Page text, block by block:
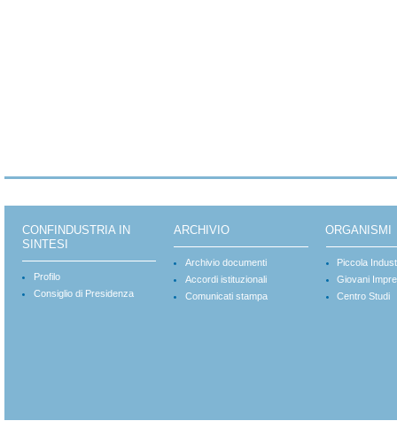
CONFINDUSTRIA IN
SINTESI
Profilo
Consiglio di Presidenza
ARCHIVIO
Archivio documenti
Accordi istituzionali
Comunicati stampa
ORGANISMI
Piccola
Giovani
Centro Studi